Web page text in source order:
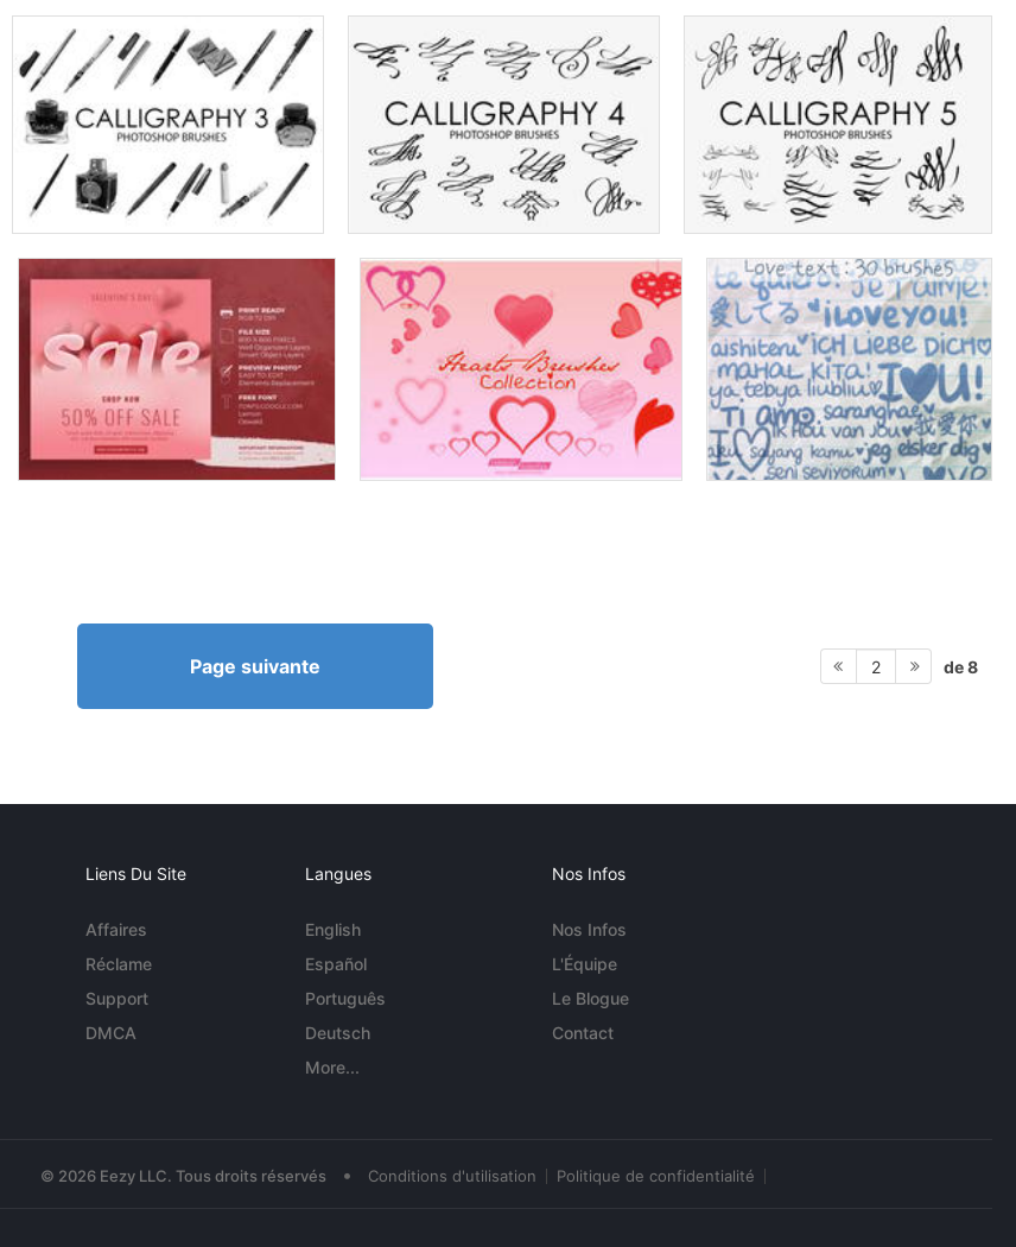
Page suivante 2 de 8
Liens Du Site
Affaires
Réclame
Support
DMCA
Langues
English
Español
Português
Deutsch
More...
Nos Infos
Nos Infos
L'Équipe
Le Blogue
Contact
© 2026 Eezy LLC. Tous droits réservés • Conditions d'utilisation Politique de confidentialité